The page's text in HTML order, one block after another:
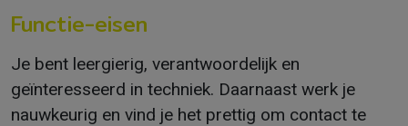
Functie-eisen
Je bent leergierig, verantwoordelijk en
geïnteresseerd in techniek. Daarnaast werk je
nauwkeurig en vind je het prettig om contact te